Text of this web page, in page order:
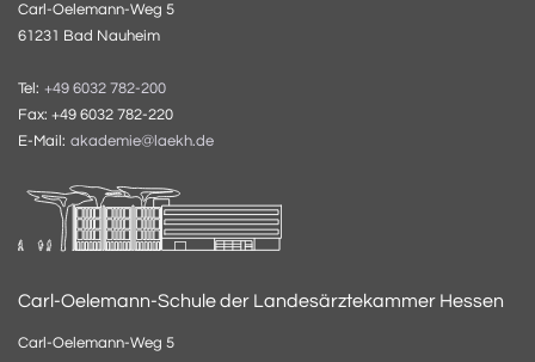
Carl-Oelemann-Weg 5
61231 Bad Nauheim
Tel: +49 6032 782-200
Fax: +49 6032 782-220
E-Mail: akademie@laekh.de
Carl-Oelemann-Schule der Landesärztekammer Hessen
Carl-Oelemann-Weg 5